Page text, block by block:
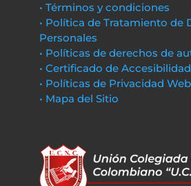
• Términos y condiciones
• Política de Tratamiento de
Personales
• Políticas de derechos de
• Certificado de Accesibilidad
• Políticas de Privacidad Web
• Mapa del Sitio